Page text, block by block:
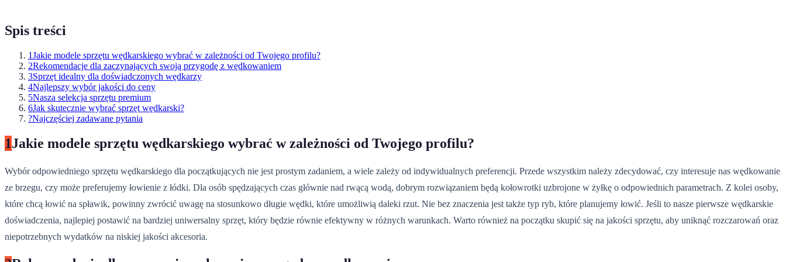
Spis treści
1Jakie modele sprzętu wędkarskiego wybrać w zależności od Twojego profilu?
2Rekomendacje dla zaczynających swoją przygodę z wędkowaniem
3Sprzęt idealny dla doświadczonych wędkarzy
4Najlepszy wybór jakości do ceny
5Nasza selekcja sprzętu premium
6Jak skutecznie wybrać sprzęt wędkarski?
?Najczęściej zadawane pytania
1Jakie modele sprzętu wędkarskiego wybrać w zależności od Twojego profilu?
Wybór odpowiedniego sprzętu wędkarskiego dla początkujących nie jest prostym zadaniem, a wiele zależy od indywidualnych preferencji. Przede wszystkim należy zdecydować, czy interesuje nas wędkowanie
ze brzegu, czy może preferujemy łowienie z łódki. Dla osób spędzających czas głównie nad rwącą wodą, dobrym rozwiązaniem będą kołowrotki uzbrojone w żyłkę o odpowiednich parametrach. Z kolei osoby,
które chcą łowić na spławik, powinny zwrócić uwagę na stosunkowo długie wędki, które umożliwią daleki rzut. Nie bez znaczenia jest także typ ryb, które planujemy łowić. Jeśli to nasze pierwsze wędkarskie
doświadczenia, najlepiej postawić na bardziej uniwersalny sprzęt, który będzie równie efektywny w różnych warunkach. Warto również na początku skupić się na jakości sprzętu, aby uniknąć rozczarowań oraz
niepotrzebnych wydatków na niskiej jakości akcesoria.